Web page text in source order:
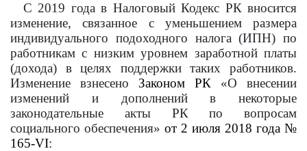
С 2019 года в Налоговый Кодекс РК вносится
изменение, связанное с уменьшением размера
индивидуального подоходного налога (ИПН) по
работникам с низким уровнем заработной платы
(дохода) в целях поддержки таких работников.
Изменение взнесено Законом РК «О внесении
изменений и дополнений в некоторые
законодательные акты РК по вопросам
социального обеспечения» от 2 июля 2018 года №
165-VI: